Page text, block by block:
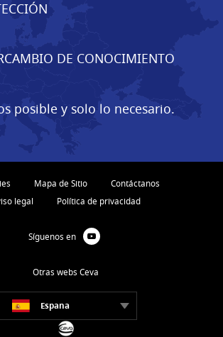
DE CONOCIMIENTO
posible y solo lo necesario.
Mapa de Sitio
Contáctanos
legal
Política de privacidad
Síguenos en
Otras webs Ceva
Espana